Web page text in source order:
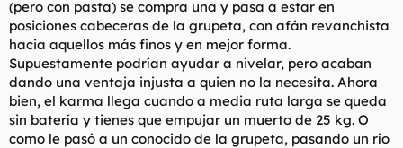
(pero con pasta) se compra una y pasa a estar en
posiciones cabeceras de la grupeta, con afán revanchista
hacia aquellos más finos y en mejor forma.
Supuestamente podrían ayudar a nivelar, pero acaban
dando una ventaja injusta a quien no la necesita. Ahora
bien, el karma llega cuando a media ruta larga se queda
sin batería y tienes que empujar un muerto de 25 kg. O
como le pasó a un conocido de la grupeta, pasando un río